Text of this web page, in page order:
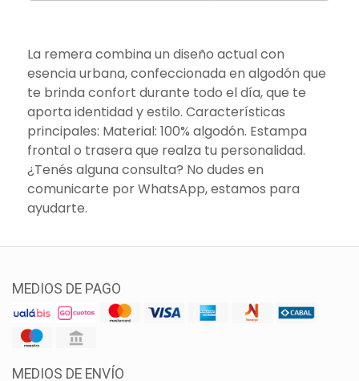
La remera combina un diseño actual con
esencia urbana, confeccionada en algodón que
te brinda confort durante todo el día, que te
aporta identidad y estilo. Características
principales: Material: 100% algodón. Estampa
frontal o trasera que realza tu personalidad.
¿Tenés alguna consulta? No dudes en
comunicarte por WhatsApp, estamos para
ayudarte.
MEDIOS DE PAGO
MEDIOS DE ENVÍO